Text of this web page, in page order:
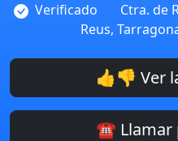
Verificado
Ctra. de
Reus,
👍👎 Ver
☎️ Llamar